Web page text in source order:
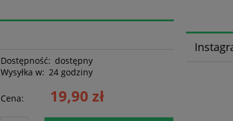
Dostępność: dostępny
Wysyłka w: 24 godziny
Cena: 19,90 zł